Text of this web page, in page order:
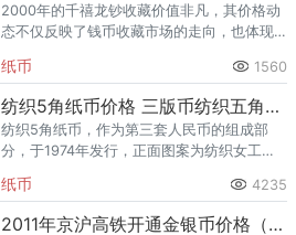
2000年的千禧龙钞收藏价值非凡，其价格动
态不仅反映了钱币收藏市场的走向，也体现
经过这些年的市场沉淀，龙钞的价格有所变
化，那么你知道龙钞100
纸币 1560
纺织5角纸币价格 三版币纺织五角值多少钱
纺织5角纸币，作为第三套人民币的组成部
分，于1974年发行，正面图案为纺织女工工
本、品相及市场需求而异，目前市场上单张
全新纺织5角纸币的价格范
纸币 4235
2011年京沪高铁开通金银币价格（2026年最新价格）